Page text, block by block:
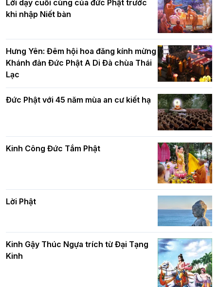
chúc mừng Phật đản BTS GHPGVN TP.
Hà Nội
Hơn 5.000 người tham dự diễu hành,
đô hòa bình và phát triển
Hà Nội: Gần 40 xe hoa rực rỡ diễu hành
kính mừng Đại lễ Phật đản PL.2570 –
DL.2026
Báo hiếu Online một ngày (Sáng
15/8/2021)
Tinh thần yêu nước của Phật giáo
Phật giáo chính tín Phần 9: Giải thích
Phật giáo chính tín Phần 8: Hiếu đạo
và bình đẳng trong Phật giáo
Lời dạy cuối cùng của đức Phật trước
khi nhập Niết bàn
Hưng Yên: Đêm hội hoa đăng kính mừng
Khánh đản Đức Phật A Di Đà chùa Thái
Lạc
Đức Phật với 45 năm mùa an cư kiết hạ
Kinh Công Đức Tắm Phật
Lời Phật
Kinh Gậy Thúc Ngựa trích từ Đại Tạng
Kinh